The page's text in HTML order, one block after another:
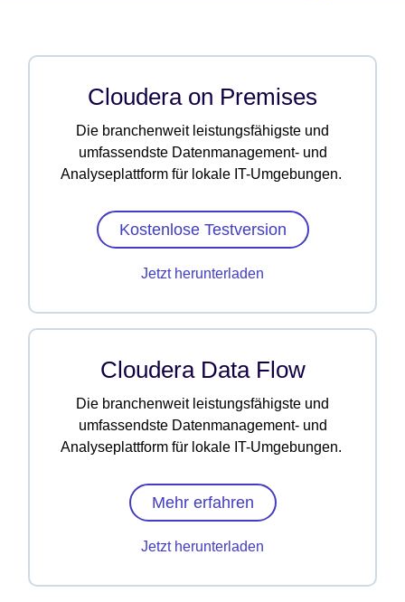
Cloudera on Premises
Die branchenweit leistungsfähigste und
umfassendste Datenmanagement- und
Analyseplattform für lokale IT-Umgebungen.
Kostenlose Testversion
Jetzt herunterladen
Cloudera Data Flow
Die branchenweit leistungsfähigste und
umfassendste Datenmanagement- und
Analyseplattform für lokale IT-Umgebungen.
Mehr erfahren
Jetzt herunterladen